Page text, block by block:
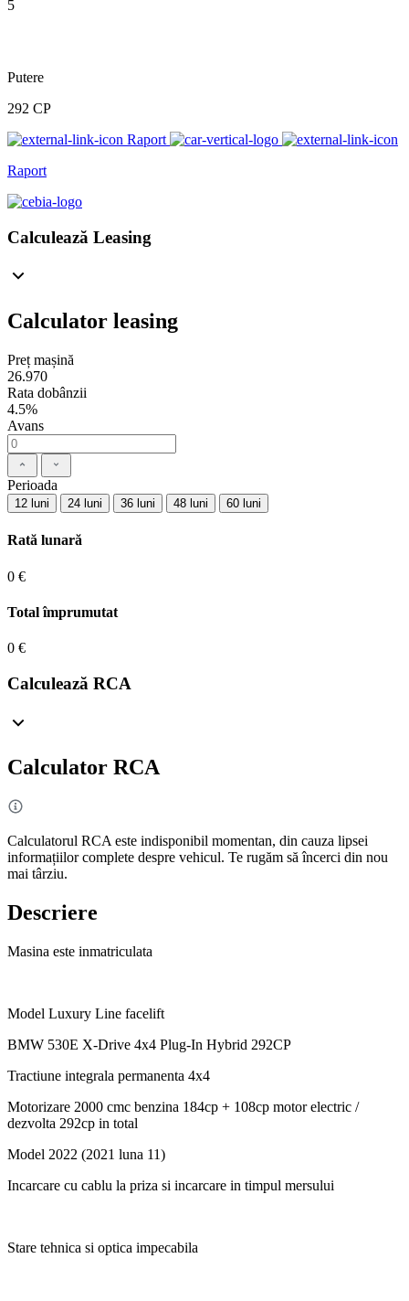
5
Putere
292 CP
Raport
Raport
Calculează Leasing
Calculator leasing
Preț mașină
26.970
Rata dobânzii
4.5%
Avans
Perioada
12 luni 24 luni 36 luni 48 luni 60 luni
Rată lunară
0 €
Total împrumutat
0 €
Calculează RCA
Calculator RCA
Calculatorul RCA este indisponibil momentan, din cauza lipsei
informațiilor complete despre vehicul. Te rugăm să încerci din nou
mai târziu.
Descriere
Masina este inmatriculata
Model Luxury Line facelift
BMW 530E X-Drive 4x4 Plug-In Hybrid 292CP
Tractiune integrala permanenta 4x4
Motorizare 2000 cmc benzina 184cp + 108cp motor electric /
dezvolta 292cp in total
Model 2022 (2021 luna 11)
Incarcare cu cablu la priza si incarcare in timpul mersului
Stare tehnica si optica impecabila